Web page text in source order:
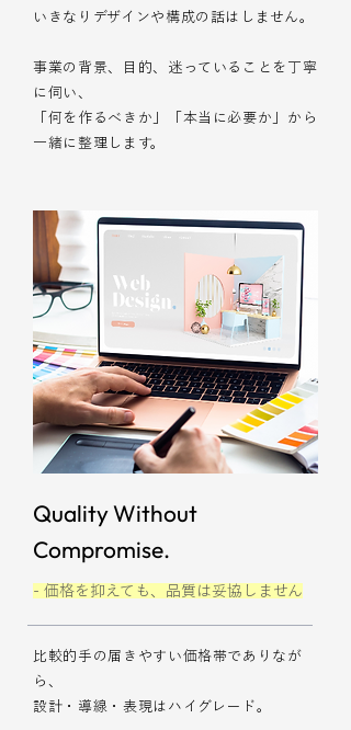
いきなりデザインや構成の話はしません。
事業の背景、目的、迷っていることを丁寧
に伺い、
「何を作るべきか」「本当に必要か」から
一緒に整理します。
Quality Without
Compromise.
- 価格を抑えても、品質は妥協しません
比較的手の届きやすい価格帯でありなが
ら、
設計・導線・表現はハイグレード。